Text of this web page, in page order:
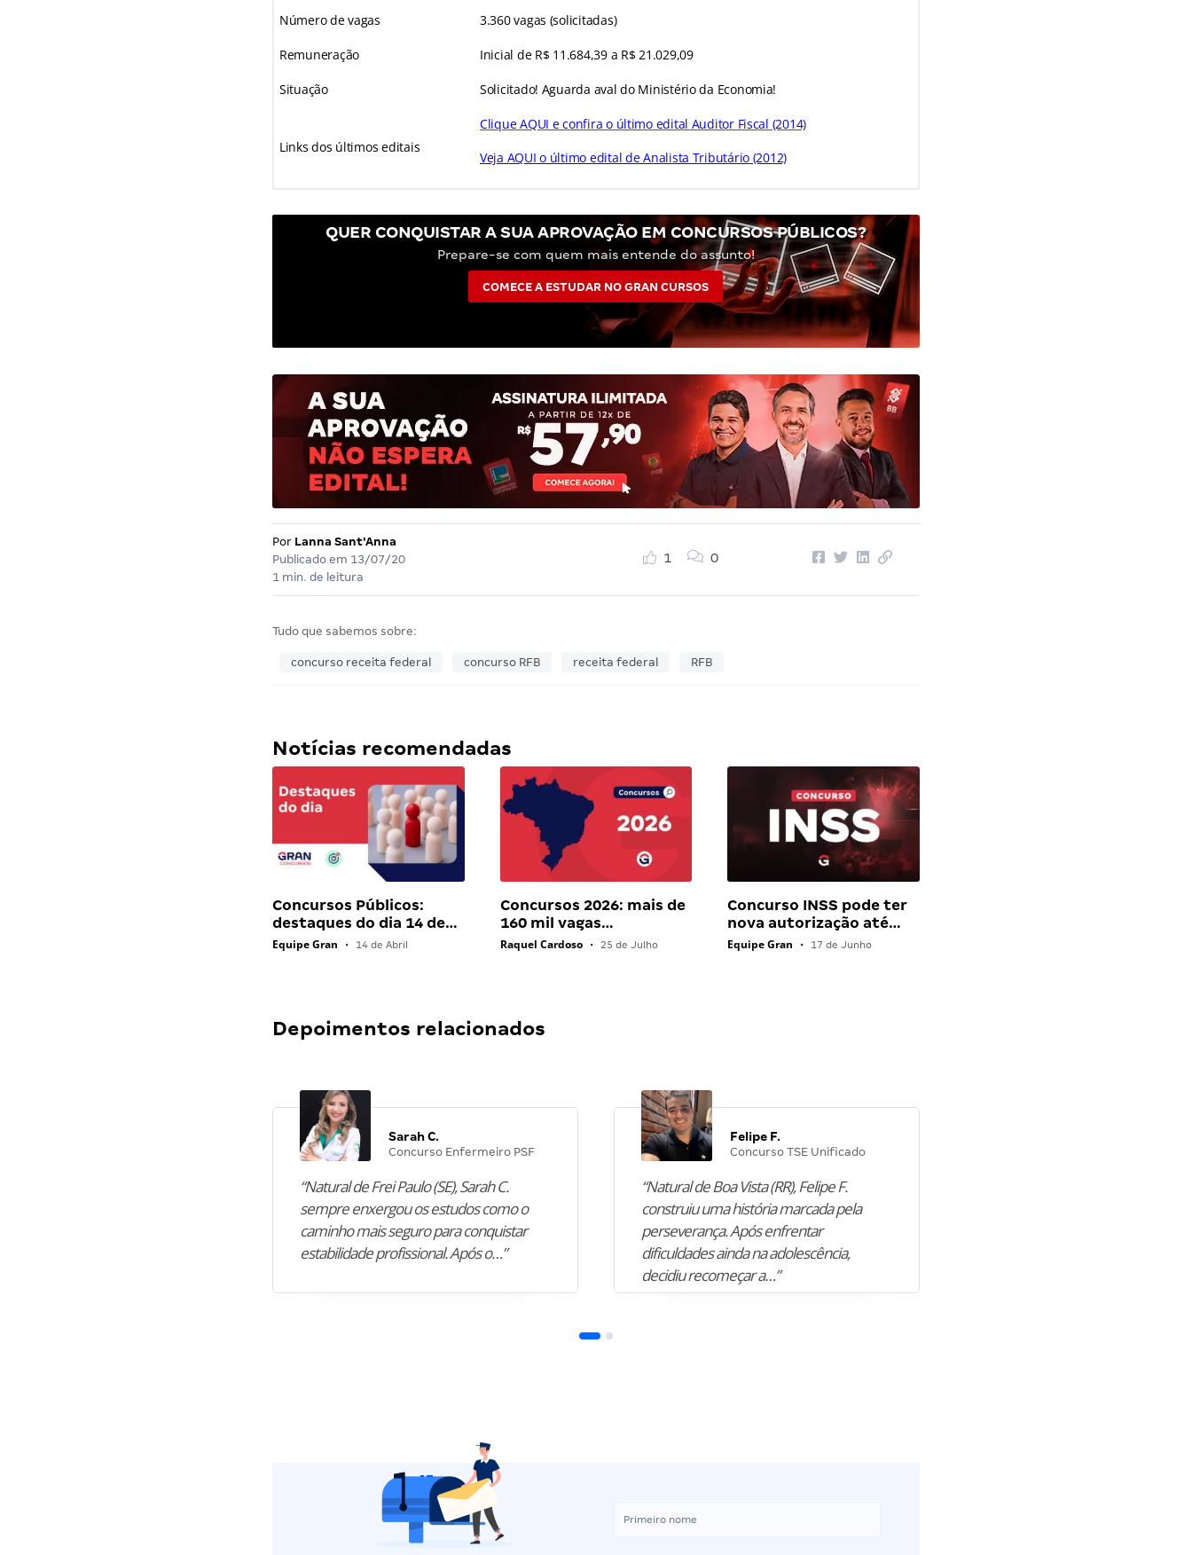
Número de vagas 3.360 vagas (solicitadas)
Remuneração Inicial de R$ 11.684,39 a R$ 21.029,09
Situação Solicitado! Aguarda aval do Ministério da Economia!
Links dos últimos editais
Clique AQUI e confira o último edital Auditor Fiscal (2014)
Veja AQUI o último edital de Analista Tributário (2012)
QUER CONQUISTAR A SUA APROVAÇÃO EM CONCURSOS PÚBLICOS?
Prepare-se com quem mais entende do assunto!
COMECE A ESTUDAR NO GRAN CURSOS
Por Lanna Sant'Anna
Publicado em 13/07/20
1 min. de leitura
1 0
Tudo que sabemos sobre:
concurso receita federal concurso RFB receita federal RFB
Notícias recomendadas
Concursos Públicos:
destaques do dia 14 de…
Equipe Gran • 14 de Abril
Concursos 2026: mais de
160 mil vagas…
Raquel Cardoso • 25 de Julho
Concurso INSS pode ter
nova autorização até…
Equipe Gran • 17 de Junho
Depoimentos relacionados
Sarah C.
Concurso Enfermeiro PSF
“Natural de Frei Paulo (SE), Sarah C.
sempre enxergou os estudos como o
caminho mais seguro para conquistar
estabilidade profissional. Após o…”
Felipe F.
Concurso TSE Unificado
“Natural de Boa Vista (RR), Felipe F.
construiu uma história marcada pela
perseverança. Após enfrentar
dificuldades ainda na adolescência,
decidiu recomeçar a…”